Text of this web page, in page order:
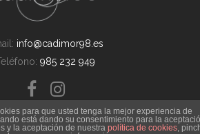
info@cadimor98.es
985 232 949
para que usted tenga la mejor experiencia de
está dando su consentimiento para la
y la aceptación de nuestra política de cookies,